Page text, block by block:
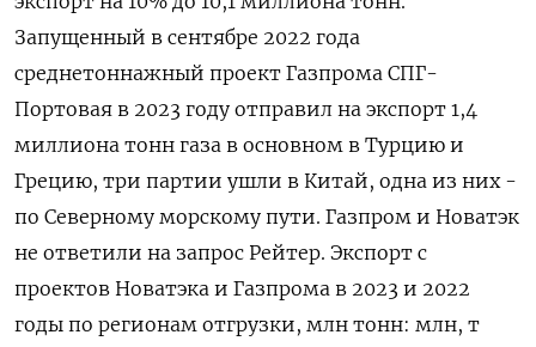
Запущенный в сентябре 2022 года
среднетоннажный проект Газпрома СПГ-
Портовая в 2023 году отправил на экспорт 1,4
миллиона тонн газа в основном в Турцию и
Грецию, три партии ушли в Китай, одна из них -
по Северному морскому пути. Газпром и Новатэк
не ответили на запрос Рейтер. Экспорт с
проектов Новатэка и Газпрома в 2023 и 2022
годы по регионам отгрузки, млн тонн: млн, т